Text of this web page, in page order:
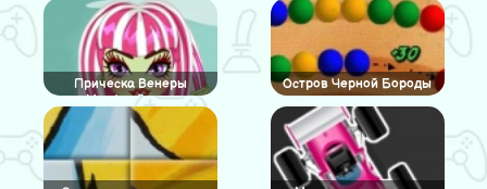
Прическа Венеры
Макфлайтрап
Остров Черной Бороды